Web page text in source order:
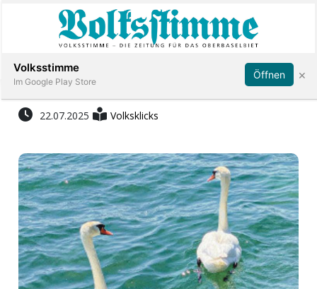
Veranstaltungen
Stellen
E-
Paper
Abonnieren Anmelden
22.07.2025 Volksklicks
Volksstimme
Im Google Play Store
Öffnen ×